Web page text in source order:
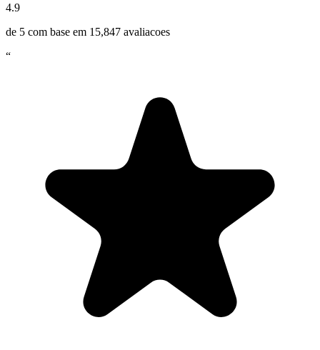
4.9
de 5 com base em 15,847 avaliacoes
“